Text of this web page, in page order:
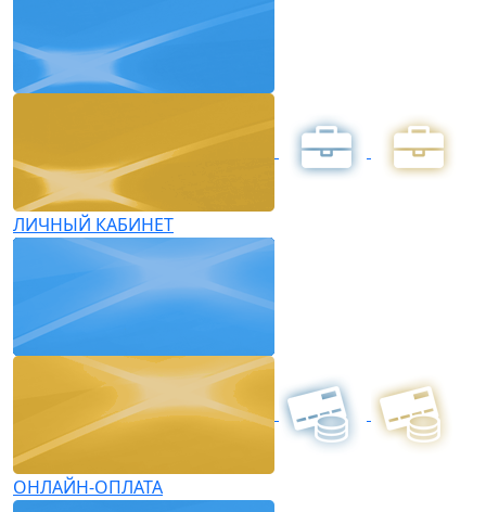
ЛИЧНЫЙ КАБИНЕТ
ОНЛАЙН-ОПЛАТА